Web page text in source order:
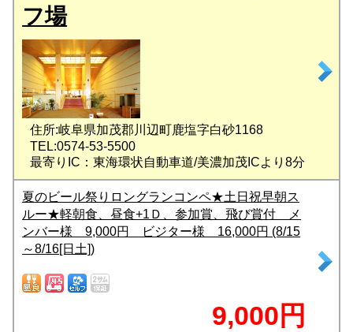
フ場
住所:岐阜県加茂郡川辺町鹿塩字白砂1168
TEL:0574-53-5500
最寄りIC：東海環状自動車道/美濃加茂ICより8分
夏のビール祭りロングランコンペ★土日祝早朝ス
ルー★軽朝食、昼食+1Ｄ、参加賞、飛び賞付 メ
ンバー様 9,000円 ビジター様 16,000円 (8/15
～8/16[日土])
9,000円